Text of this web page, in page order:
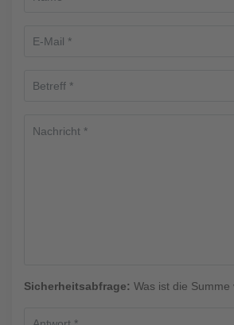
Sicherheitsabfrage: Was ist die Summe